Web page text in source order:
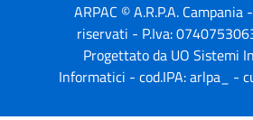
ARPAC © A.R.P.A.
riservati - P.Iva:
Progettato da UO Sistemi
Informatici - cod.IPA: arlpa_ -